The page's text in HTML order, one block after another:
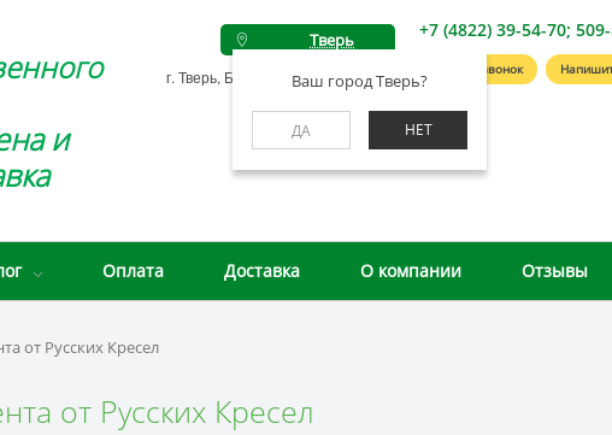
и
Тверь
Ваш город Тверь?
ДА НЕТ
г. Тверь, Беляковский пер., д. 46А
+7 (4822) 39-54-70;
Заказать звонок
Оплата Доставка О компании Отзывы
от Русских Кресел
от Русских Кресел